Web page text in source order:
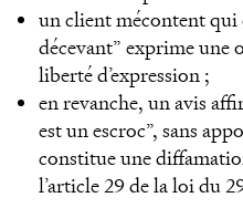
un client mécontent qui
décevant” exprime une
liberté d’expression ;
en revanche, un avis
est un escroc”, sans
constitue une
l’article 29 de la loi du